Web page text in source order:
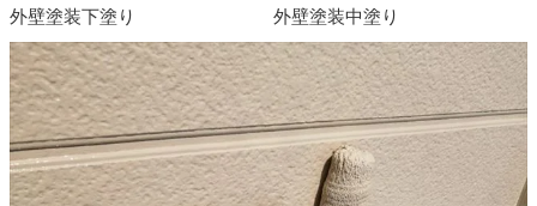
外壁塗装下塗り 外壁塗装中塗り